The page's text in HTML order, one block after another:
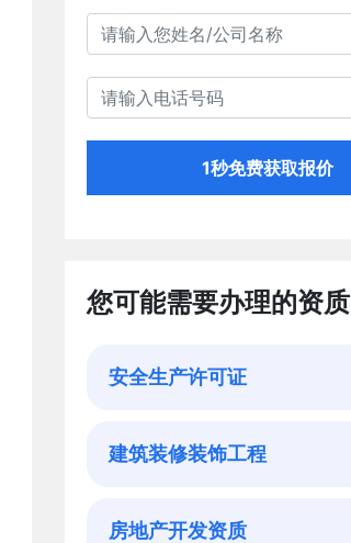
1秒免费获取报价
您可能需要办理的资质
安全生产许可证
建筑装修装饰工程
房地产开发资质